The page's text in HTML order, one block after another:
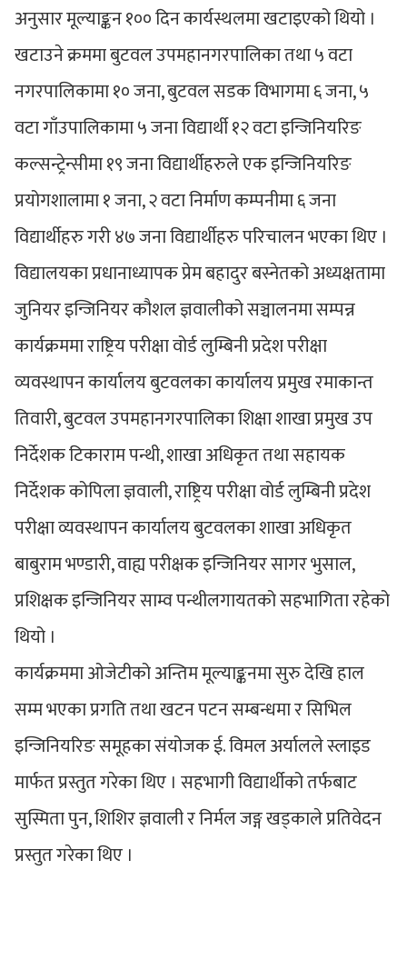
अनुसार मूल्याङ्कन १०० दिन कार्यस्थलमा खटाइएको थियो ।
खटाउने क्रममा बुटवल उपमहानगरपालिका तथा ५ वटा
नगरपालिकामा १० जना, बुटवल सडक विभागमा ६ जना, ५
वटा गाँउपालिकामा ५ जना विद्यार्थी १२ वटा इन्जिनियरिङ
कल्सन्ट्रेन्सीमा १९ जना विद्यार्थीहरुले एक इन्जिनियरिङ
प्रयोगशालामा १ जना, २ वटा निर्माण कम्पनीमा ६ जना
विद्यार्थीहरु गरी ४७ जना विद्यार्थीहरु परिचालन भएका थिए ।
विद्यालयका प्रधानाध्यापक प्रेम बहादुर बस्नेतको अध्यक्षतामा
जुनियर इन्जिनियर कौशल ज्ञवालीको सञ्चालनमा सम्पन्न
कार्यक्रममा राष्ट्रिय परीक्षा वोर्ड लुम्बिनी प्रदेश परीक्षा
व्यवस्थापन कार्यालय बुटवलका कार्यालय प्रमुख रमाकान्त
तिवारी, बुटवल उपमहानगरपालिका शिक्षा शाखा प्रमुख उप
निर्देशक टिकाराम पन्थी, शाखा अधिकृत तथा सहायक
निर्देशक कोपिला ज्ञवाली, राष्ट्रिय परीक्षा वोर्ड लुम्बिनी प्रदेश
परीक्षा व्यवस्थापन कार्यालय बुटवलका शाखा अधिकृत
बाबुराम भण्डारी, वाह्य परीक्षक इन्जिनियर सागर भुसाल,
प्रशिक्षक इन्जिनियर साम्व पन्थीलगायतको सहभागिता रहेको
थियो ।
कार्यक्रममा ओजेटीको अन्तिम मूल्याङ्कनमा सुरु देखि हाल
सम्म भएका प्रगति तथा खटन पटन सम्बन्धमा र सिभिल
इन्जिनियरिङ समूहका संयोजक ई. विमल अर्यालले स्लाइड
मार्फत प्रस्तुत गरेका थिए । सहभागी विद्यार्थीको तर्फबाट
सुस्मिता पुन, शिशिर ज्ञवाली र निर्मल जङ्ग खड्काले प्रतिवेदन
प्रस्तुत गरेका थिए ।